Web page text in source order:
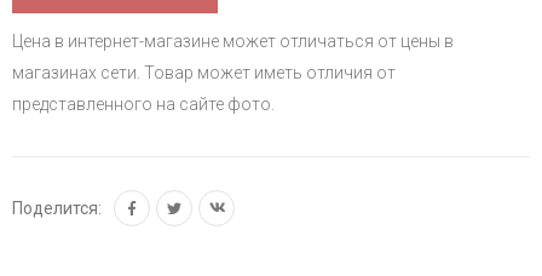
Цена в интернет-магазине может отличаться от цены в
магазинах сети. Товар может иметь отличия от
представленного на сайте фото.
Поделится: